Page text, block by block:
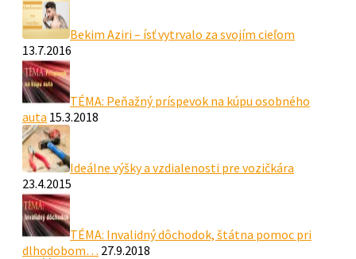
Bekim Aziri – ísť vytrvalo za svojím cieľom
13.7.2016
TÉMA: Peňažný príspevok na kúpu osobného
auta 15.3.2018
Ideálne výšky a vzdialenosti pre vozičkára
23.4.2015
TÉMA: Invalidný dôchodok, štátna pomoc pri
dlhodobom… 27.9.2018